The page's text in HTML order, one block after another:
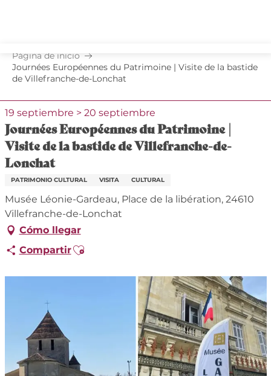
principal
Página de inicio
Journées Européennes du Patrimoine | Visite de la bastide
de Villefranche-de-Lonchat
19 septiembre > 20 septiembre
Journées Européennes du Patrimoine |
Visite de la bastide de Villefranche-de-
Lonchat
PATRIMONIO CULTURAL VISITA CULTURAL
Musée Léonie-Gardeau, Place de la libération, 24610
Villefranche-de-Lonchat
Cómo llegar
CompartirAjouter aux favoris